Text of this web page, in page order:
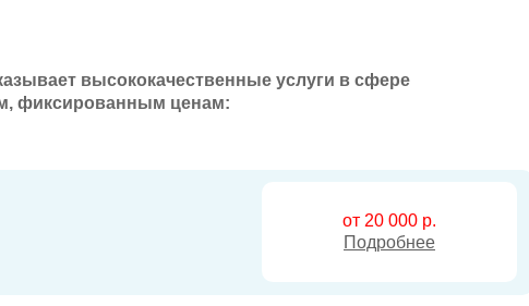
высококачественные услуги в сфере
фиксированным ценам:
от 20 000 р.
Подробнее